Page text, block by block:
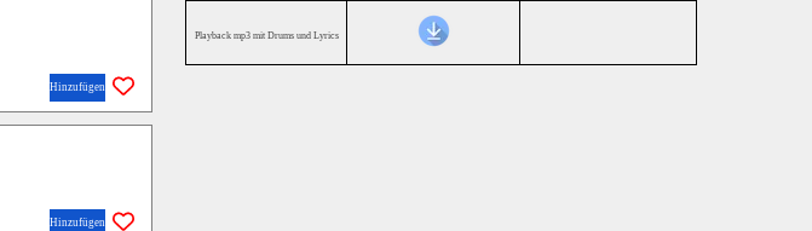
Hinzufügen
Hinzufügen
Playback mp3 mit Drums und Lyrics